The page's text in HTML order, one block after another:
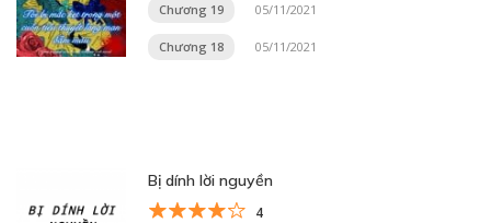
Chương 19 05/11/2021
Chương 18 05/11/2021
Bị dính lời nguyền
4